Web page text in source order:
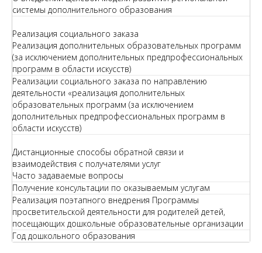
системы дополнительного образования
Реализация социального заказа
Реализация дополнительных образовательных программ
(за исключением дополнительных предпрофессиональных
программ в области искусств)
Реализации социального заказа по направлению
деятельности «реализация дополнительных
образовательных программ (за исключением
дополнительных предпрофессиональных программ в
области искусств)
Дистанционные способы обратной связи и
взаимодействия с получателями услуг
Часто задаваемые вопросы
Получение консультации по оказываемым услугам
Реализация поэтапного внедрения Программы
просветительской деятельности для родителей детей,
посещающих дошкольные образовательные организации
Год дошкольного образования